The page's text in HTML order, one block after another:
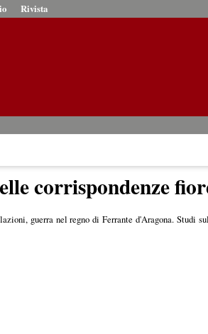
Rivista
corrispondenze
guerra nel regno di Ferrante d'Aragona. Studi